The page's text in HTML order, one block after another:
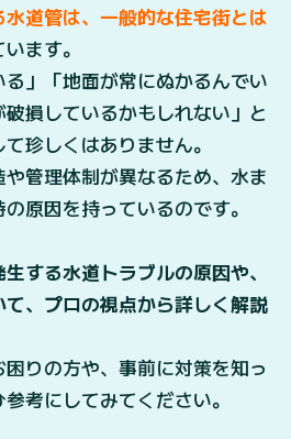
道管は、一般的な住宅街とは
ます。
る」「地面が常にぬかるんでい
損しているかもしれない」と
珍しくはありません。
管理体制が異なるため、水ま
原因を持っているのです。
する水道トラブルの原因や、
、プロの視点から詳しく解説
りの方や、事前に対策を知っ
考にしてみてください。